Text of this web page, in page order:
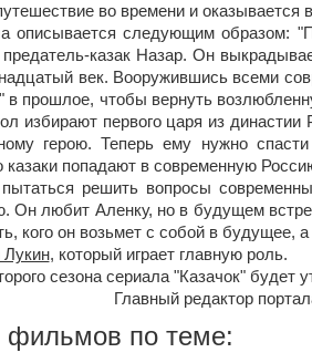
во времени и оказывается
описывается следующим образом:
предатель-казак Назар. Он
век. Вооружившись всеми
в прошлое, чтобы вернуть
избирают первого царя из
герою. Теперь ему нужно
попадают в современную
решить вопросы
Он любит Аленку, но в будущем
кого он возьмет с собой в будущее,
Лукин, который играет главную роль.
сезона сериала "Казачок" будет
Главный редактор
фильмов по теме: